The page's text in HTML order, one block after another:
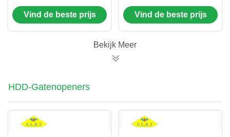
van de matrijspdc
Diamant 8 1/2“
Vind de beste prijs
Performace PDC de
Matrijslichaam Hoge
Vind de beste prijs
Bekijk Meer
HDD-Gatenopeners